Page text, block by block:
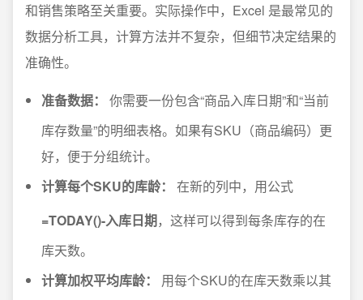
和销售策略至关重要。实际操作中，Excel 是最常见的
数据分析工具，计算方法并不复杂，但细节决定结果的
准确性。
准备数据：
你需要一份包含“商品入库日期”和“当前
库存数量”的明细表格。如果有SKU（商品编码）更
好，便于分组统计。
计算每个SKU的库龄：
在新的列中，用公式
=TODAY()-入库日期，这样可以得到每条库存的在
库天数。
计算加权平均库龄：
用每个SKU的在库天数乘以其